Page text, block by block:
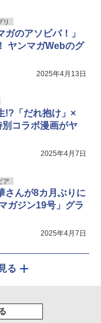
リ
ガのアソビバ！」
ヤンマガWebのグ
2025年4月13日
!?「だれ抱け」×
別コラボ漫画がヤ
2025年4月7日
ア
さんが8カ月ぶりに
ガジン19号」グラ
2025年4月7日
る